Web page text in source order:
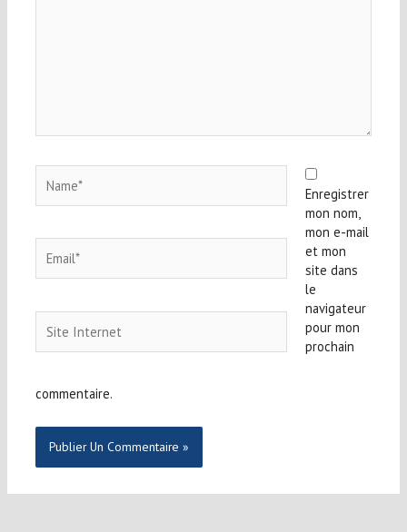
Internet
Enregistrer
mon nom,
mon e-mail
et mon
site dans
le
navigateur
pour mon
prochain
commentaire.